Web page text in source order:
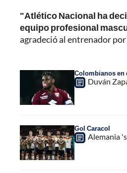
"Atlético Nacional ha
equipo profesional
agradeció al entrenador
Colombianos en
Duván
Gol Caracol
Alemania